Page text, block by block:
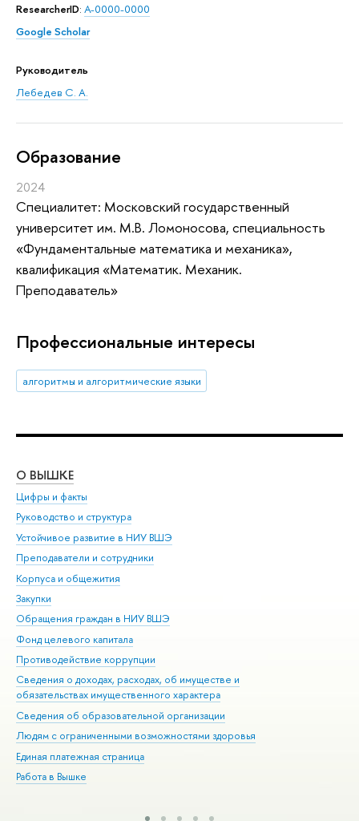
ResearcherID: A-0000-0000
Google Scholar
Руководитель
Лебедев С. А.
Oбразование
2024
Специалитет: Московский государственный
университет им. М.В. Ломоносова, специальность
«Фундаментальные математика и механика»,
квалификация «Математик. Механик.
Преподаватель»
Профессиональные интересы
алгоритмы и алгоритмические языки
О ВЫШКЕ
Цифры и факты
Руководство и структура
Устойчивое развитие в НИУ ВШЭ
Преподаватели и сотрудники
Корпуса и общежития
Закупки
Обращения граждан в НИУ ВШЭ
Фонд целевого капитала
Противодействие коррупции
Сведения о доходах, расходах, об имуществе и
обязательствах имущественного характера
Сведения об образовательной организации
Людям с ограниченными возможностями здоровья
Единая платежная страница
Работа в Вышке